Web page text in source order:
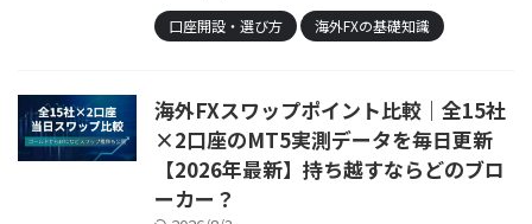
口座開設・選び方 海外FXの基礎知識
海外FXスワップポイント比較｜全15社
×2口座のMT5実測データを毎日更新
【2026年最新】持ち越すならどのブロ
ーカー？